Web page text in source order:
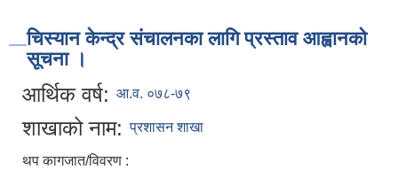
चिस्यान केन्द्र संचालनका लागि प्रस्ताव आह्वानको
सूचना ।
आर्थिक वर्ष: आ.व. ०७८-७९
शाखाको नाम: प्रशासन शाखा
थप कागजात/विवरण :